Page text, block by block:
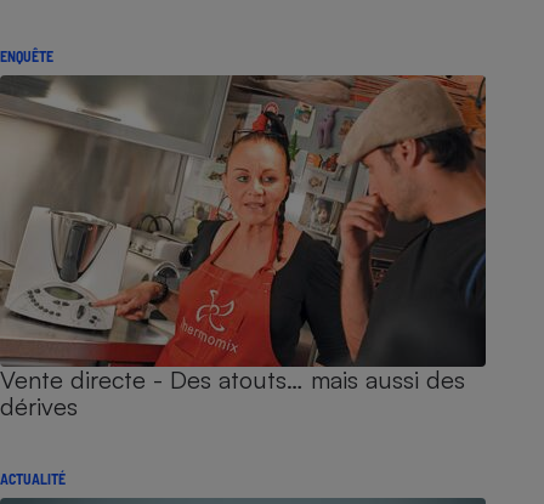
ENQUÊTE
Vente directe - Des atouts… mais aussi des
dérives
ACTUALITÉ